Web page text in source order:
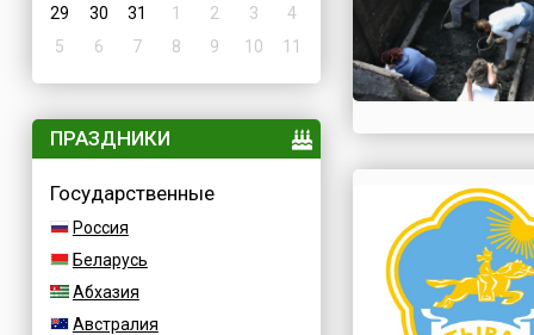
29
30 31 1 2 3
4
5
6 7 8 9 10 11
ПРАЗДНИКИ
Государственные
Россия
Беларусь
Абхазия
Австралия